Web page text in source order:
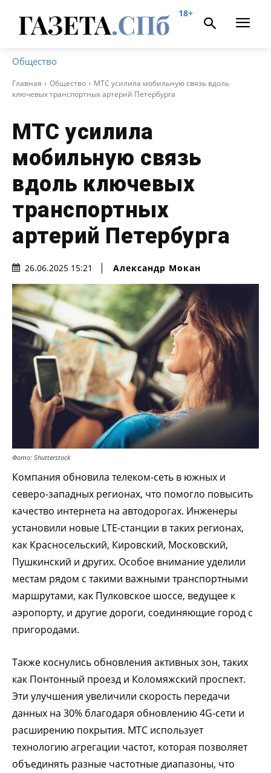
18+
Общество
Главная Общество
МТС усилила мобильную связь вдоль
ключевых транспортных артерий Петербурга
МТС усилила
мобильную связь
вдоль ключевых
транспортных
артерий Петербурга
26.06.2025 15:21 Александр Мокан
Фото: Shutterstock
Компания обновила телеком-сеть в южных и
северо-западных регионах, что помогло повысить
качество интернета на автодорогах. Инженеры
установили новые LTE-станции в таких регионах,
как Красносельский, Кировский, Московский,
Пушкинский и других. Особое внимание уделили
местам рядом с такими важными транспортными
маршрутами, как Пулковское шоссе, ведущее к
аэропорту, и другие дороги, соединяющие город с
пригородами.
Также коснулись обновления активных зон, таких
как Понтонный проезд и Коломяжский проспект.
Эти улучшения увеличили скорость передачи
данных на 30% благодаря обновлению 4G-сети и
расширению покрытия. МТС использует
технологию агрегации частот, которая позволяет
объединять разные частотные диапазоны, что